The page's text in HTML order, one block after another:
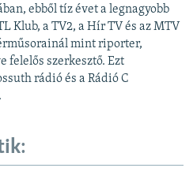
ebből tíz évet a legnagyobb
Klub, a TV2, a Hír TV és az MTV
mint riporter,
felelős szerkesztő. Ezt
rádió és a Rádió C